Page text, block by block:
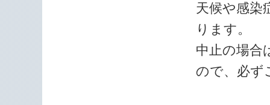
天候や感染
ります。
中止の場合
ので、必ず